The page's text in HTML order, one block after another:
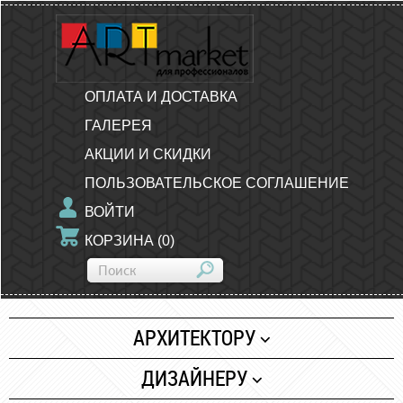
ОПЛАТА И ДОСТАВКА
ГАЛЕРЕЯ
АКЦИИ И СКИДКИ
ПОЛЬЗОВАТЕЛЬСКОЕ СОГЛАШЕНИЕ
ВОЙТИ
КОРЗИНА (0)
АРХИТЕКТОРУ
Бумага
ДИЗАЙНЕРУ